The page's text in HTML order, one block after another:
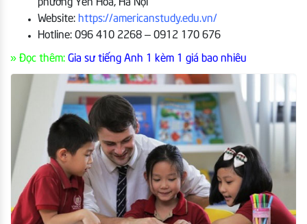
phường Yên Hòa, Hà Nội
Website: https://americanstudy.edu.vn/
Hotline: 096 410 2268 – 0912 170 676
» Đọc thêm: Gia sư tiếng Anh 1 kèm 1 giá bao nhiêu